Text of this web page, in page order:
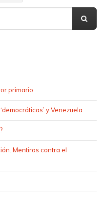
primario
y Venezuela
Mentiras contra el